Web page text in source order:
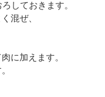
しておきます。
混ぜ、
に加えます。